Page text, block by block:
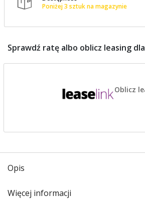
Poniżej 3 sztuk na magazynie
Sprawdź ratę albo oblicz leasing
Oblicz
Opis
Więcej informacji